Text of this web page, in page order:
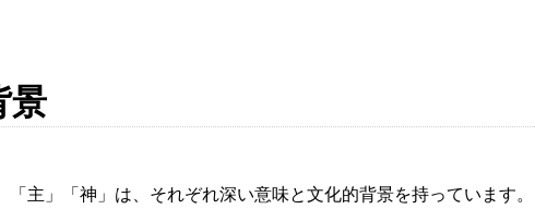
景
「主」「神」は、それぞれ深い意味と文化的背景を持っています。